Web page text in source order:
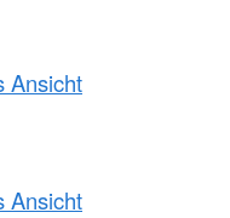
Ansicht
Ansicht